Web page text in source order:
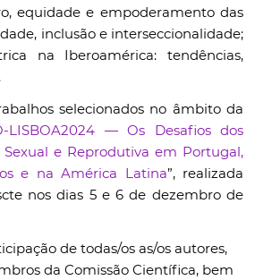
equidade e empoderamento das
inclusão e interseccionalidade;
na Iberoamérica: tendências,
selecionados no âmbito da
LISBOA2024 — Os Desafios dos
e Reprodutiva em Portugal,
e na América Latina”, realizada
nos dias 5 e 6 de dezembro de
de todas/os as/os autores,
da Comissão Científica, bem